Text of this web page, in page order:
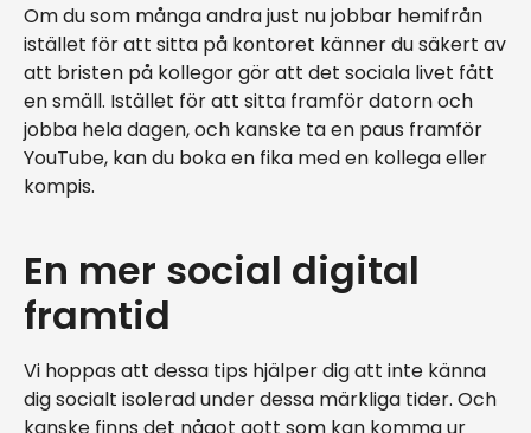
Om du som många andra just nu jobbar hemifrån
istället för att sitta på kontoret känner du säkert av
att bristen på kollegor gör att det sociala livet fått
en smäll. Istället för att sitta framför datorn och
jobba hela dagen, och kanske ta en paus framför
YouTube, kan du boka en fika med en kollega eller
kompis.
En mer social digital
framtid
Vi hoppas att dessa tips hjälper dig att inte känna
dig socialt isolerad under dessa märkliga tider. Och
kanske finns det något gott som kan komma ur